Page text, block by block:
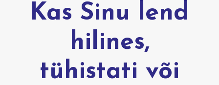
Kas Sinu lend
hilines,
tühistati või